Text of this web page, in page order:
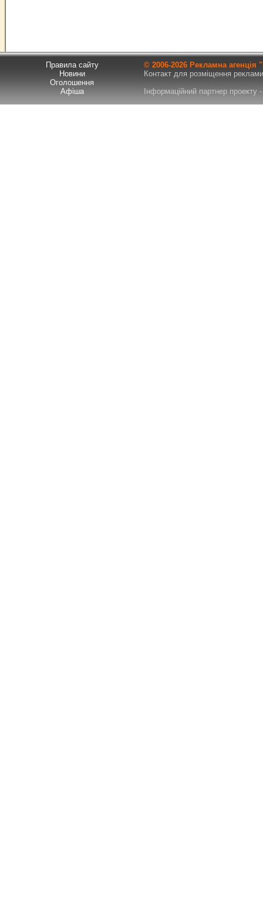
Правила сайту
Новини
Оголошення
Афіша
© 2006-2026 Рекламна
Контакт для розміщення
Інформаційний партнер проекту